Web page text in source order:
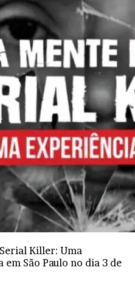
Killer: Uma
São Paulo no dia 3 de